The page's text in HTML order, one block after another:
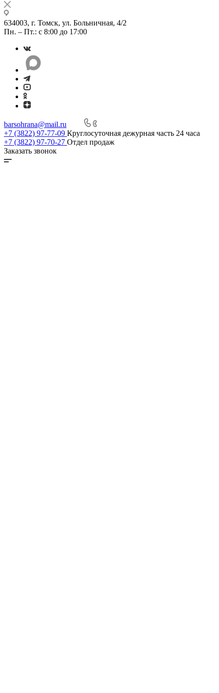
634003, г. Томск, ул. Больничная, 4/2
Пн. – Пт.: с 8:00 до 17:00
barsohrana@mail.ru
+7 (3822) 97-77-09 Круглосуточная дежурная часть 24 часа
+7 (3822) 97-70-27 Отдел продаж
Заказать звонок